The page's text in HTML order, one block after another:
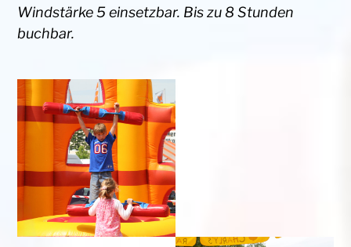
Windstärke 5 einsetzbar. Bis zu 8 Stunden
buchbar.